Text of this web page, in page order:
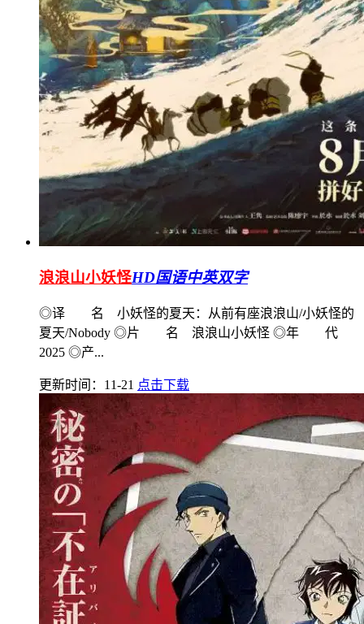
浪浪山小妖怪HD国语中英双字
◎译 名 小妖怪的夏天：从前有座浪浪山/小妖怪的
夏天/Nobody ◎片 名 浪浪山小妖怪 ◎年 代
2025 ◎产...
更新时间：11-21 点击下载